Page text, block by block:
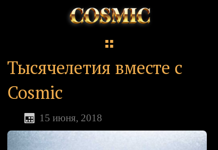
Тысячелетия вместе с
Cosmic
15 июня, 2018